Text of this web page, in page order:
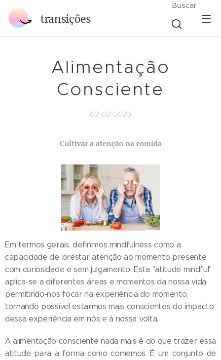
transições
Buscar
Alimentação
Consciente
02-02-2023
Cultivar a atenção na comida
Em termos gerais, definimos mindfulness como a
capacidade de prestar atenção ao momento presente
com curiosidade e sem julgamento. Esta "atitude mindful"
aplica-se a diferentes áreas e momentos da nossa vida,
permitindo-nos focar na experiência do momento,
tornando possível estarmos mais conscientes do impacto
dessa experiência em nós e à nossa volta.
A alimentação consciente nada mais é do que trazer essa
atitude para a forma como comemos. É um conjunto de